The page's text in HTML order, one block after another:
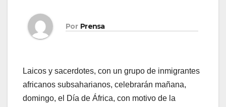
Por Prensa
Laicos y sacerdotes, con un grupo de inmigrantes
africanos subsaharianos, celebrarán mañana,
domingo, el Día de África, con motivo de la